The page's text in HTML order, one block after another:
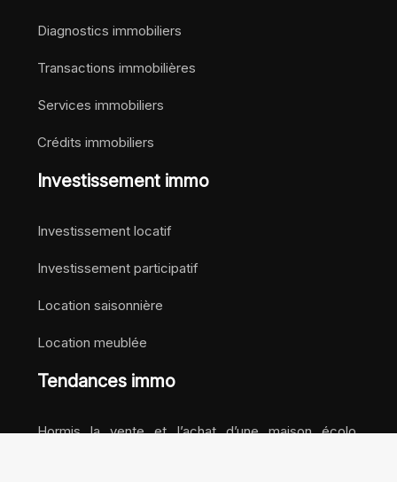
Diagnostics immobiliers
Transactions immobilières
Services immobiliers
Crédits immobiliers
Investissement immo
Investissement locatif
Investissement participatif
Location saisonnière
Location meublée
Tendances immo
Hormis la vente et l’achat d’une maison écolo,